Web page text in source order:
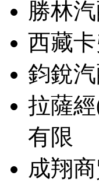
勝林
西藏
鈞銳
拉薩
有限
成翔